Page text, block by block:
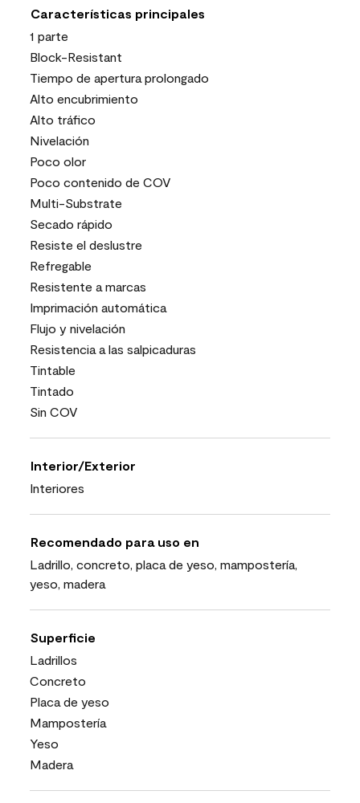
Características principales
1 parte
Block-Resistant
Tiempo de apertura prolongado
Alto encubrimiento
Alto tráfico
Nivelación
Poco olor
Poco contenido de COV
Multi-Substrate
Secado rápido
Resiste el deslustre
Refregable
Resistente a marcas
Imprimación automática
Flujo y nivelación
Resistencia a las salpicaduras
Tintable
Tintado
Sin COV
Interior/Exterior
Interiores
Recomendado para uso en
Ladrillo, concreto, placa de yeso, mampostería,
yeso, madera
Superficie
Ladrillos
Concreto
Placa de yeso
Mampostería
Yeso
Madera